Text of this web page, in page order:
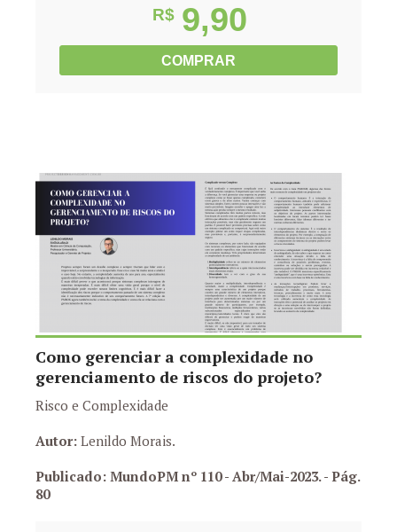
R$ 9,90
COMPRAR
Como gerenciar a complexidade no
gerenciamento de riscos do projeto?
Risco e Complexidade
Autor: Lenildo Morais.
Publicado: MundoPM nº 110 - Abr/Mai-2023.- Pág.
80